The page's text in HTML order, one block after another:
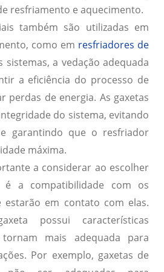
resfriamento e aquecimento.
também são utilizadas em
como em resfriadores de
sistemas, a vedação adequada
a eficiência do processo de
perdas de energia. As gaxetas
do sistema, evitando
garantindo que o resfriador
máxima.
a considerar ao escolher
é a compatibilidade com os
estarão em contato com elas.
possui características
mais adequada para
Por exemplo, gaxetas de